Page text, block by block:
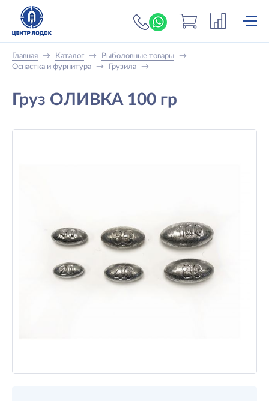
+7 (919) 698-56-
Главная → Каталог → Рыболовные товары
→
Оснастка и фурнитура
→ Грузила →
Груз ОЛИВКА 100 гр